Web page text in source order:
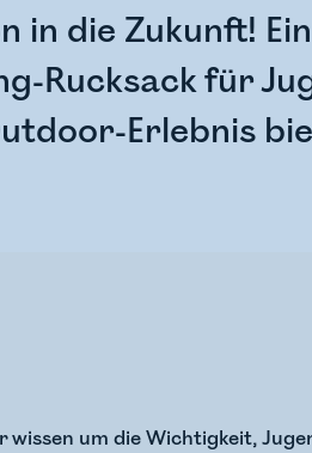
in die Zukunft!
Rucksack für
Erlebnis
wissen um die Wichtigkeit,